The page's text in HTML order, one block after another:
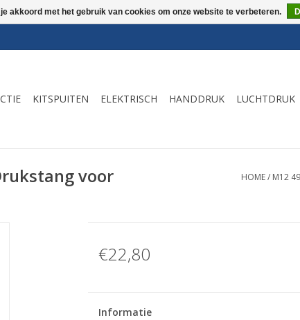
KITSPUITEN ELEKTRISCH HANDDRUK LUCHTDRUK
voor HOME/ M12
€22,80
Informatie
akkoord met het gebruik van cookies om onze website te verbeteren.